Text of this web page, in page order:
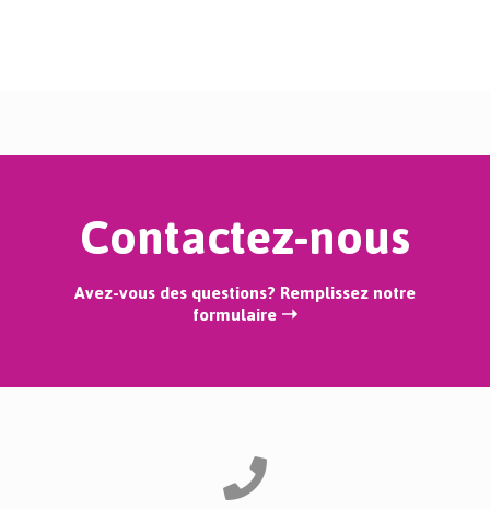
Contactez-nous
Avez-vous des questions? Remplissez notre
formulaire ➝